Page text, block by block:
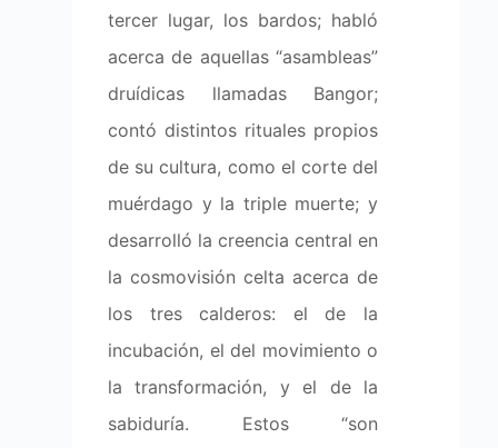
tercer lugar, los bardos; habló
acerca de aquellas “asambleas”
druídicas llamadas Bangor;
contó distintos rituales propios
de su cultura, como el corte del
muérdago y la triple muerte; y
desarrolló la creencia central en
la cosmovisión celta acerca de
los tres calderos: el de la
incubación, el del movimiento o
la transformación, y el de la
sabiduría. Estos “son